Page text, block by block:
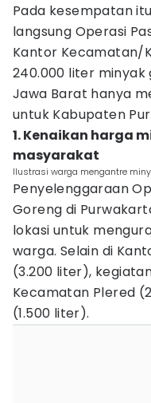
Pada kesempatan
langsung Operasi
Kantor Kecamatan/
240.000 liter minyak
Jawa Barat hanya
untuk Kabupaten
1. Kenaikan harga
masyarakat
Ilustrasi warga mengantre
Penyelenggaraan
Goreng di
lokasi untuk
warga. Selain di
(3.200 liter),
Kecamatan Plered
(1.500 liter).